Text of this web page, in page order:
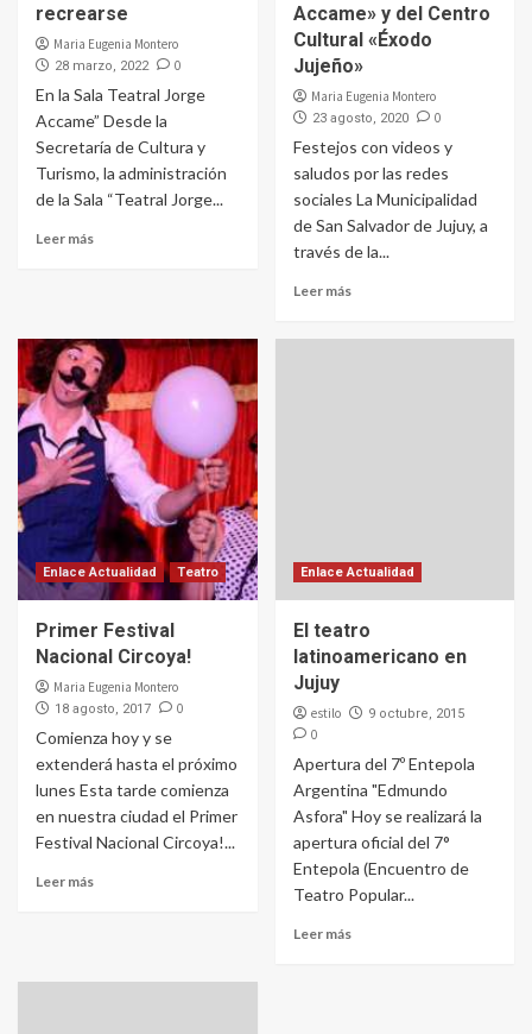
recrearse
Maria Eugenia Montero
28 marzo, 2022 0
En la Sala Teatral Jorge
Accame” Desde la
Secretaría de Cultura y
Turismo, la administración
de la Sala “Teatral Jorge...
Leer más
Accame» y del Centro
Cultural «Éxodo
Jujeño»
Maria Eugenia Montero
23 agosto, 2020 0
Festejos con videos y
saludos por las redes
sociales La Municipalidad
de San Salvador de Jujuy, a
través de la...
Leer más
Enlace Actualidad Teatro
Primer Festival
Nacional Circoya!
Maria Eugenia Montero
18 agosto, 2017 0
Comienza hoy y se
extenderá hasta el próximo
lunes Esta tarde comienza
en nuestra ciudad el Primer
Festival Nacional Circoya!...
Leer más
Enlace Actualidad
El teatro
latinoamericano en
Jujuy
estilo 9 octubre, 2015
0
Apertura del 7º Entepola
Argentina "Edmundo
Asfora" Hoy se realizará la
apertura oficial del 7°
Entepola (Encuentro de
Teatro Popular...
Leer más